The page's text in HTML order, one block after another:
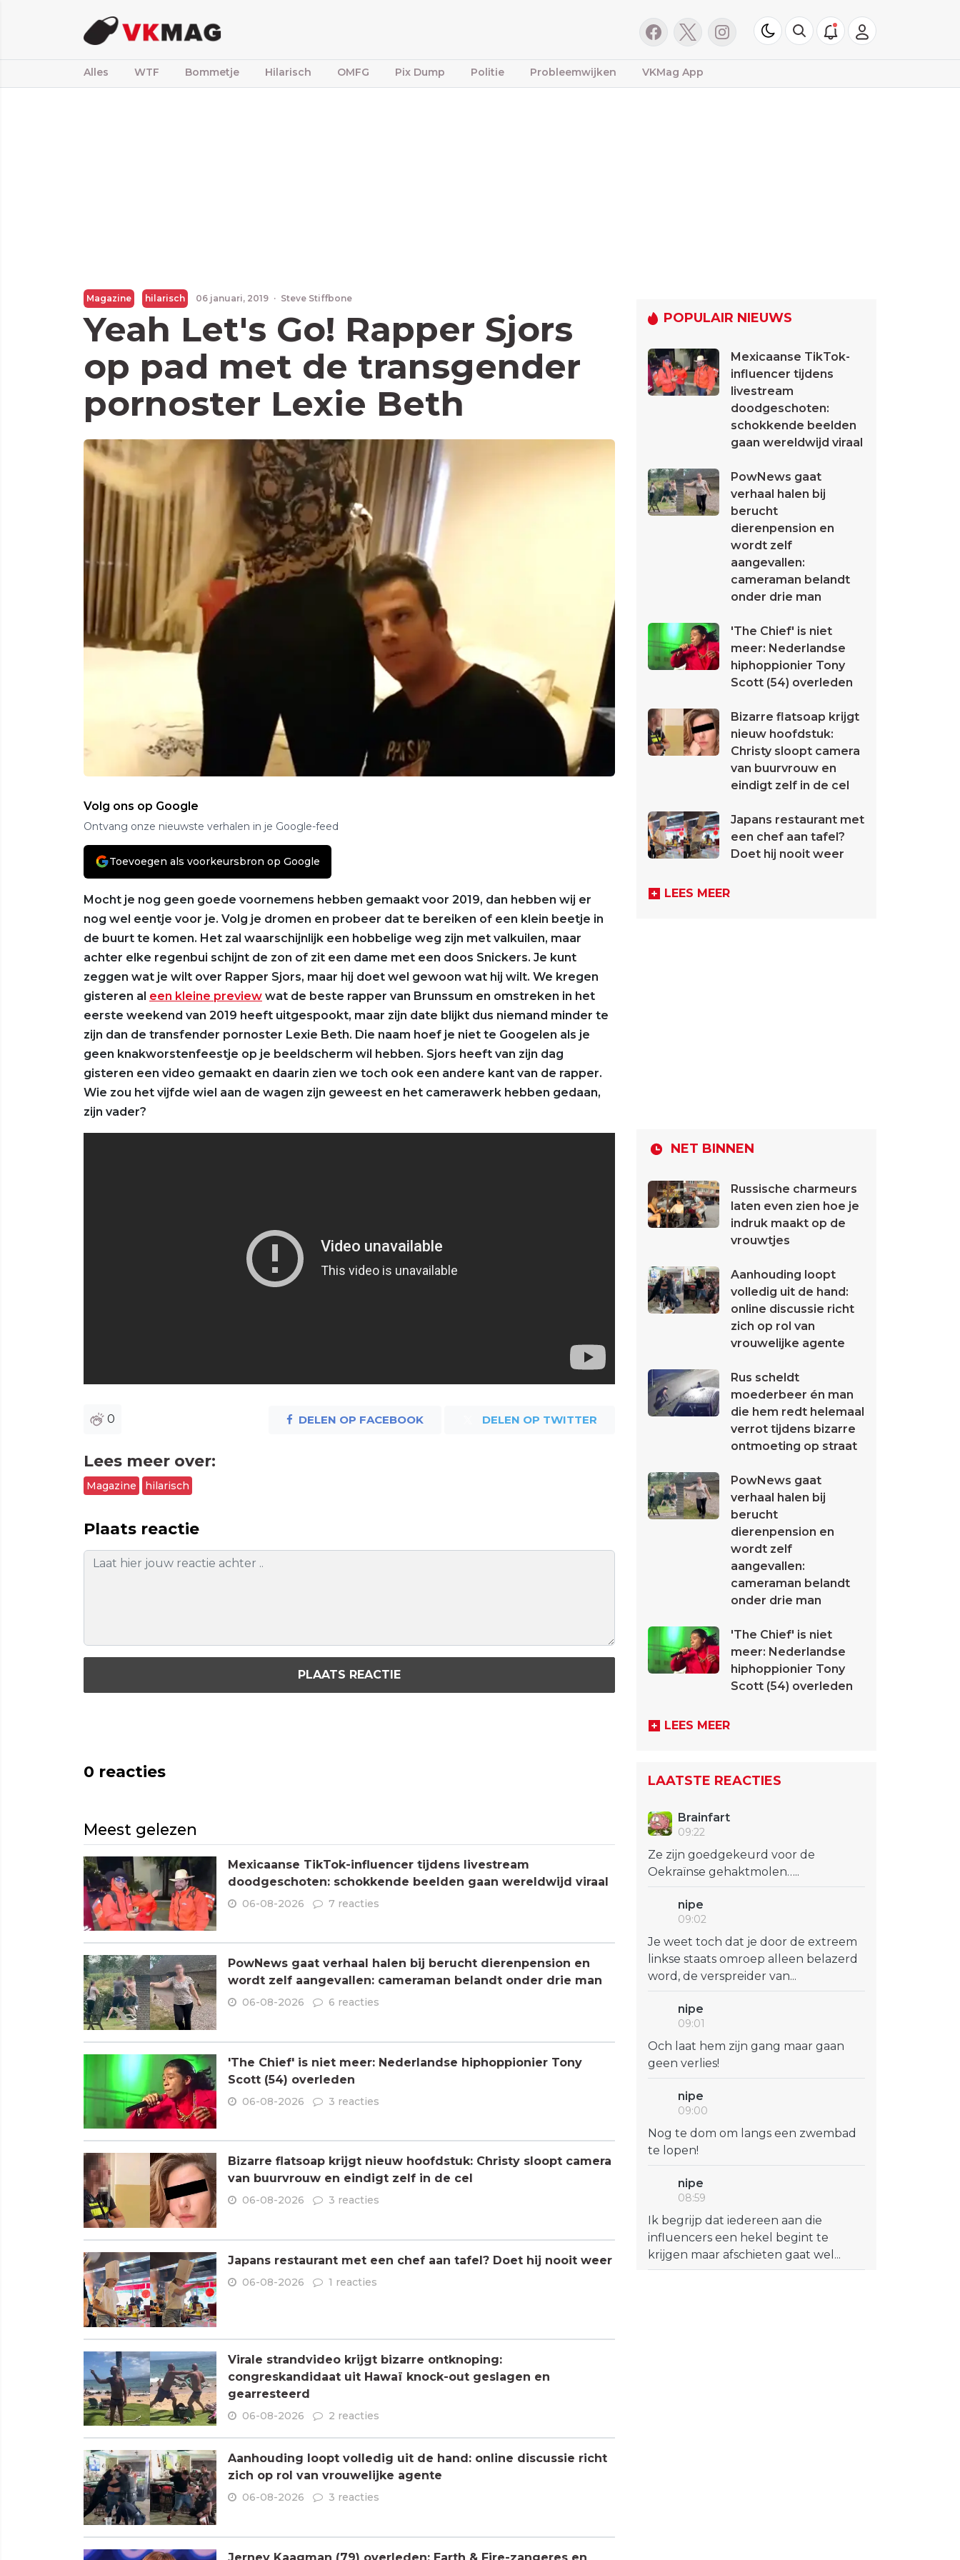
Alles WTF Bommetje Hilarisch OMFG Pix Dump Politie Probleemwijken VKMag App
Magazine hilarisch 06 januari, 2019 · Steve Stiffbone
Yeah Let's Go! Rapper Sjors
op pad met de transgender
pornoster Lexie Beth
Volg ons op Google
Ontvang onze nieuwste verhalen in je Google-feed
Toevoegen als voorkeursbron op Google
Mocht je nog geen goede voornemens hebben gemaakt voor 2019, dan hebben wij er
nog wel eentje voor je. Volg je dromen en probeer dat te bereiken of een klein beetje in
de buurt te komen. Het zal waarschijnlijk een hobbelige weg zijn met valkuilen, maar
achter elke regenbui schijnt de zon of zit een dame met een doos Snickers. Je kunt
zeggen wat je wilt over Rapper Sjors, maar hij doet wel gewoon wat hij wilt. We kregen
gisteren al een kleine preview wat de beste rapper van Brunssum en omstreken in het
eerste weekend van 2019 heeft uitgespookt, maar zijn date blijkt dus niemand minder te
zijn dan de transfender pornoster Lexie Beth. Die naam hoef je niet te Googelen als je
geen knakworstenfeestje op je beeldscherm wil hebben. Sjors heeft van zijn dag
gisteren een video gemaakt en daarin zien we toch ook een andere kant van de rapper.
Wie zou het vijfde wiel aan de wagen zijn geweest en het camerawerk hebben gedaan,
zijn vader?
0 DELEN OP FACEBOOK DELEN OP TWITTER
Lees meer over:
Magazine hilarisch
Plaats reactie
PLAATS REACTIE
0 reacties
Meest gelezen
Mexicaanse TikTok-influencer tijdens livestream
doodgeschoten: schokkende beelden gaan wereldwijd viraal
06-08-2026 7 reacties
PowNews gaat verhaal halen bij berucht dierenpension en
wordt zelf aangevallen: cameraman belandt onder drie man
06-08-2026 6 reacties
'The Chief' is niet meer: Nederlandse hiphoppionier Tony
Scott (54) overleden
06-08-2026 3 reacties
Bizarre flatsoap krijgt nieuw hoofdstuk: Christy sloopt camera
van buurvrouw en eindigt zelf in de cel
06-08-2026 3 reacties
Japans restaurant met een chef aan tafel? Doet hij nooit weer
06-08-2026 1 reacties
Virale strandvideo krijgt bizarre ontknoping:
congreskandidaat uit Hawaï knock-out geslagen en
gearresteerd
06-08-2026 2 reacties
Aanhouding loopt volledig uit de hand: online discussie richt
zich op rol van vrouwelijke agente
06-08-2026 3 reacties
POPULAIR NIEUWS
Mexicaanse TikTok-
influencer tijdens
livestream
doodgeschoten:
schokkende beelden
gaan wereldwijd viraal
PowNews gaat
verhaal halen bij
berucht
dierenpension en
wordt zelf
aangevallen:
cameraman belandt
onder drie man
'The Chief' is niet
meer: Nederlandse
hiphoppionier Tony
Scott (54) overleden
Bizarre flatsoap krijgt
nieuw hoofdstuk:
Christy sloopt camera
van buurvrouw en
eindigt zelf in de cel
Japans restaurant met
een chef aan tafel?
Doet hij nooit weer
LEES MEER
NET BINNEN
Russische charmeurs
laten even zien hoe je
indruk maakt op de
vrouwtjes
Aanhouding loopt
volledig uit de hand:
online discussie richt
zich op rol van
vrouwelijke agente
Rus scheldt
moederbeer én man
die hem redt helemaal
verrot tijdens bizarre
ontmoeting op straat
PowNews gaat
verhaal halen bij
berucht
dierenpension en
wordt zelf
aangevallen:
cameraman belandt
onder drie man
'The Chief' is niet
meer: Nederlandse
hiphoppionier Tony
Scott (54) overleden
LEES MEER
LAATSTE REACTIES
Brainfart
09:22
Ze zijn goedgekeurd voor de
Oekraïnse gehaktmolen…..
nipe
09:02
Je weet toch dat je door de extreem
linkse staats omroep alleen belazerd
word, de verspreider van...
nipe
09:01
Och laat hem zijn gang maar gaan
geen verlies!
nipe
09:00
Nog te dom om langs een zwembad
te lopen!
nipe
08:59
Ik begrijp dat iedereen aan die
influencers een hekel begint te
krijgen maar afschieten gaat wel...